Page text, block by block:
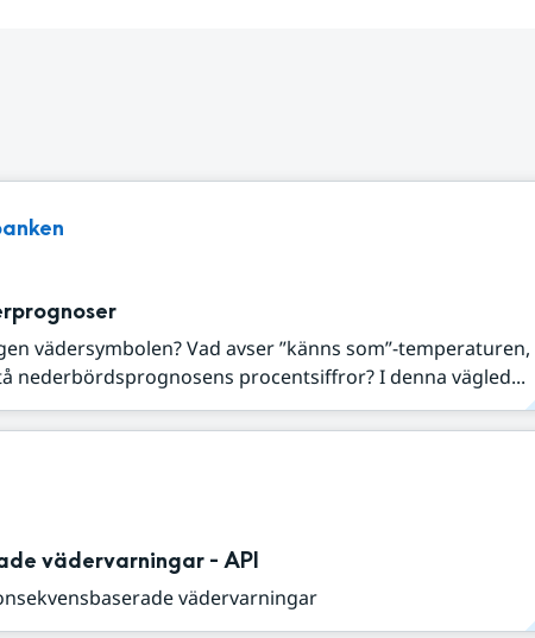
vädersymbolen? Vad avser ”känns som”-temperaturen,
nederbördsprognosens procentsiffror? I denna vägled...
vädervarningar - API
vädervarningar